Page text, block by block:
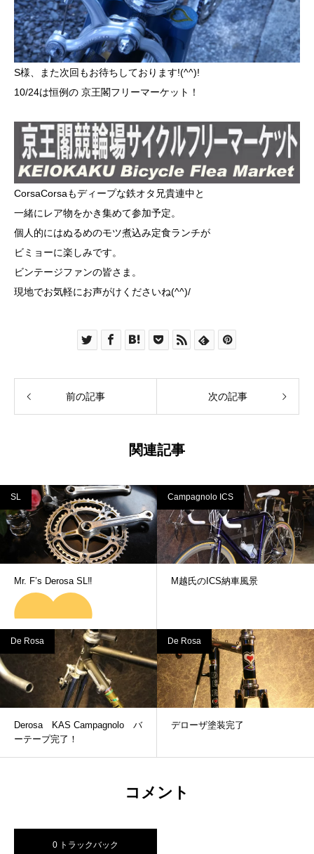
S様、また次回もお待ちしております!(^^)!
10/24は恒例の 京王閣フリーマーケット！
CorsaCorsaもディープな鉄オタ兄貴連中と
一緒にレア物をかき集めて参加予定。
個人的にはぬるめのモツ煮込み定食ランチが
ビミョーに楽しみです。
ビンテージファンの皆さま。
現地でお気軽にお声がけくださいね(^^)/
前の記事 次の記事
関連記事
SL
Mr. F’s Derosa SL‼
Campagnolo ICS
M越氏のICS納車風景
De Rosa
Derosa KAS Campagnolo バ
ーテープ完了！
De Rosa
デローザ塗装完了
コメント
0 トラックバック